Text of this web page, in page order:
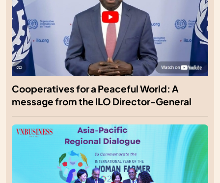
Cooperatives for a Peaceful World: A
message from the ILO Director-General